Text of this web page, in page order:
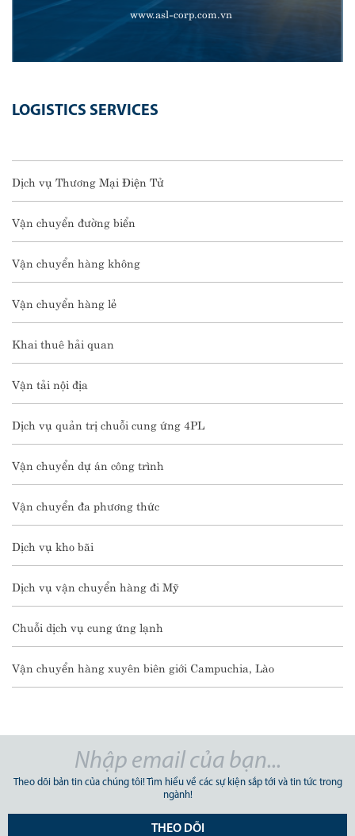
www.asl-corp.com.vn
LOGISTICS SERVICES
Dịch vụ Thương Mại Điện Tử
Vận chuyển đường biển
Vận chuyển hàng không
Vận chuyển hàng lẻ
Khai thuê hải quan
Vận tải nội địa
Dịch vụ quản trị chuỗi cung ứng 4PL
Vận chuyển dự án công trình
Vận chuyển đa phương thức
Dịch vụ kho bãi
Dịch vụ vận chuyển hàng đi Mỹ
Chuỗi dịch vụ cung ứng lạnh
Vận chuyển hàng xuyên biên giới Campuchia, Lào
Theo dõi bản tin của chúng tôi! Tìm hiểu về các sự kiện sắp tới và tin tức trong
ngành!
THEO DÕI